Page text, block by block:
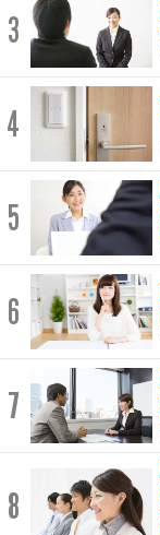
3
4
5
6
7
8